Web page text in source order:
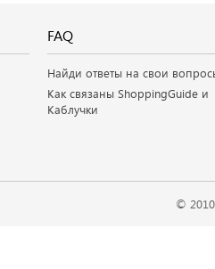
FAQ
Найди ответы на свои
Как связаны ShoppingGuide и
Каблучки
©